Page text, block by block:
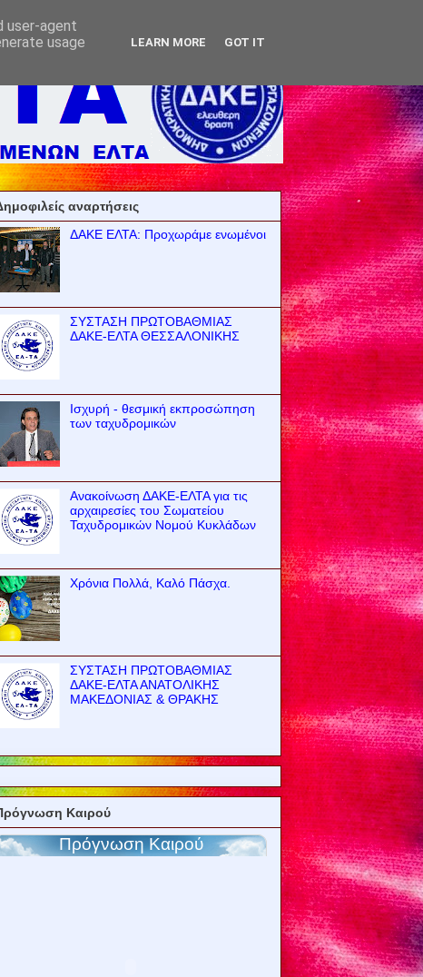
αναρτήσεις
ΔΑΚΕ ΕΛΤΑ: Προχωράμε ενωμένοι
ΣΥΣΤΑΣΗ ΠΡΩΤΟΒΑΘΜΙΑΣ
ΔΑΚΕ-ΕΛΤΑ ΘΕΣΣΑΛΟΝΙΚΗΣ
Ισχυρή - θεσμική εκπροσώπηση
των ταχυδρομικών
Ανακοίνωση ΔΑΚΕ-ΕΛΤΑ για τις
αρχαιρεσίες του Σωματείου
Ταχυδρομικών Νομού Κυκλάδων
Χρόνια Πολλά, Καλό Πάσχα.
ΣΥΣΤΑΣΗ ΠΡΩΤΟΒΑΘΜΙΑΣ
ΔΑΚΕ-ΕΛΤΑ ΑΝΑΤΟΛΙΚΗΣ
ΜΑΚΕΔΟΝΙΑΣ & ΘΡΑΚΗΣ
Καιρού
user-agent
usage
LEARN MORE GOT IT